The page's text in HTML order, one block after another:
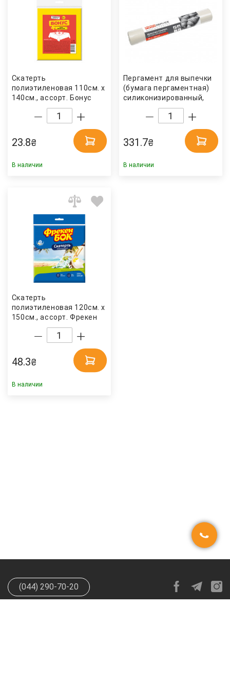
Скатерть
полиэтиленовая 110см. х
140см., ассорт. Бонус
23.8₴
В наличии
Пергамент для выпечки
(бумага пергаментная)
силиконизированный,
38см. х50м., бел.
PROservice
331.7₴
В наличии
Скатерть
полиэтиленовая 120см. х
150см., ассорт. Фрекен
48.3₴
В наличии
(044) 290-70-20